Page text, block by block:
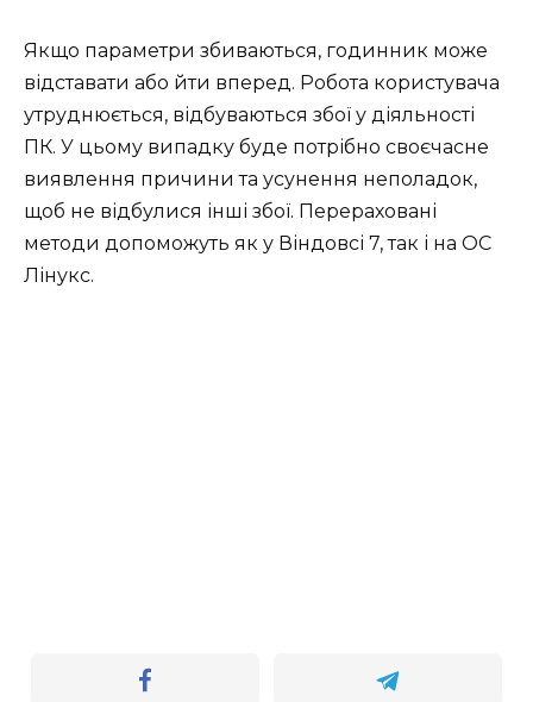
Якщо параметри збиваються, годинник може
відставати або йти вперед. Робота користувача
утруднюється, відбуваються збої у діяльності
ПК. У цьому випадку буде потрібно своєчасне
виявлення причини та усунення неполадок,
щоб не відбулися інші збої. Перераховані
методи допоможуть як у Віндовсі 7, так і на ОС
Лінукс.